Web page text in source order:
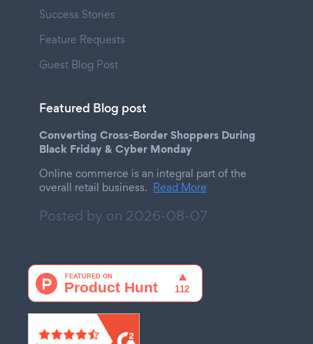
Success Stories
Feature Requests
Guest Blog Post
Featured Blog post
Converting Cross-Border Shoppers During
Black Friday & Cyber Monday
Online commerce is an integral part of the
overall retail business. Read More
Posted by on 2026-08-07